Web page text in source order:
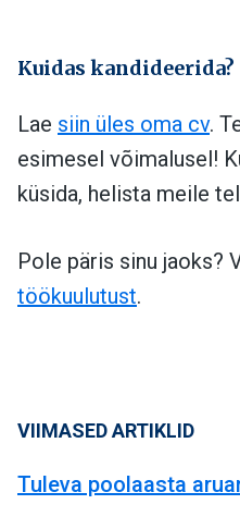
Kuidas kandideerida?
Lae siin üles oma cv.
esimesel võimalusel!
küsida, helista meile
Pole päris sinu jaoks?
töökuulutust.
VIIMASED ARTIKLID
Tuleva poolaasta